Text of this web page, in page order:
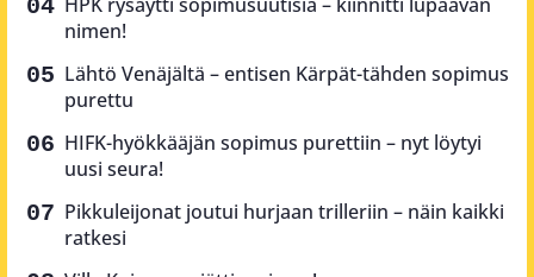
nimen!
Lähtö Venäjältä – entisen Kärpät-tähden sopimus
purettu
HIFK-hyökkääjän sopimus purettiin – nyt löytyi
uusi seura!
Pikkuleijonat joutui hurjaan trilleriin – näin kaikki
ratkesi